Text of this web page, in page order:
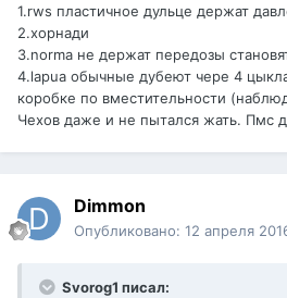
1.rws пластичное дульце держат
2.хорнади
3.norma не держат передозы
4.lapua обычные дубеют чере 4
коробке по вместительности
Чехов даже и не пытался жать. Пмс
Dimmon
Опубликовано: 12 апреля
Svorog1 писал: